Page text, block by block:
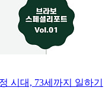
시대, 73세까지 일하기